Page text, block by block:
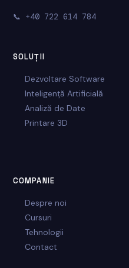
📞 +40 722 614 784
SOLUȚII
Dezvoltare Software
Inteligență Artificială
Analiză de Date
Printare 3D
COMPANIE
Despre noi
Cursuri
Tehnologii
Contact